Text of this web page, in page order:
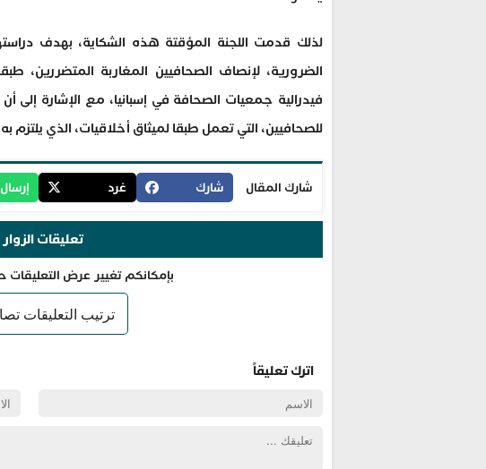
لذلك قدمت اللجنة المؤقتة هذه الشكاية، بهدف
الضرورية، لإنصاف الصحافيين المغاربة المتضررين،
فيدرالية جمعيات الصحافة في إسبانيا، مع الإشارة إلى أن
للصحافيين، التي تعمل طبقا لميثاق أخلاقيات، الذي يلتزم
شارك المقال شارك غرد إرسال
تعليقات الزوار (
بإمكانكم تغيير عرض التعليقات
اترك تعليقاً